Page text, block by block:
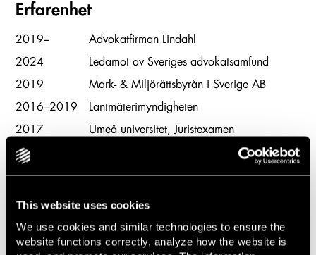
This website uses cookies
We use cookies and similar technologies to ensure the
website functions correctly, analyze how the website is
Erfarenhet
2019–
Advokatfirman Lindahl
2024
Ledamot av Sveriges advokatsamfund
2019
Mark- & Miljörättsbyrån i Sverige AB
2016–2019
Lantmäterimyndigheten
2017
Umeå universitet, Juristexamen